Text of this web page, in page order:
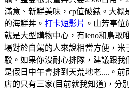
滿意、新鮮美味，cp值破錶。大
的海鮮丼。 打卡短影片 。山芳亭
就是大型購物中心，有leno和鳥取
場對於自駕的人來說相當方便，米
駁。如果你沒耐心排隊，建議跟
是假日中午會排到天荒地老....。前
店的只有三家(目前就我知道)，分